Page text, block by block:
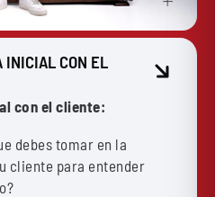
INICIAL CON EL
con el cliente:
debes tomar en la
cliente para entender